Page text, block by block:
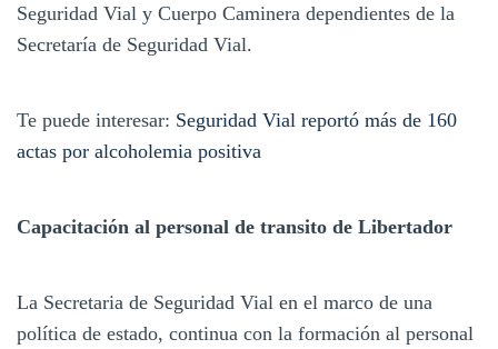
Seguridad Vial y Cuerpo Caminera dependientes de la
Secretaría de Seguridad Vial.
Te puede interesar: Seguridad Vial reportó más de 160
actas por alcoholemia positiva
Capacitación al personal de transito de Libertador
La Secretaria de Seguridad Vial en el marco de una
política de estado, continua con la formación al personal